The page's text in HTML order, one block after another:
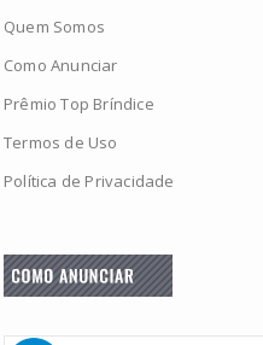
Quem Somos
Como Anunciar
Prêmio Top Bríndice
Termos de Uso
Política de Privacidade